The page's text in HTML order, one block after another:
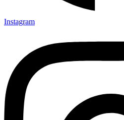
Instagram